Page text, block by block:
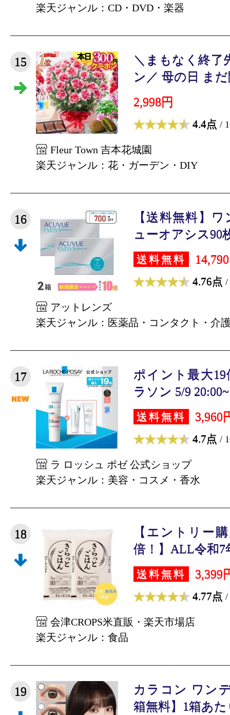
楽天ジャンル：CD・DVD・楽器
15
＼まもなく終了
ン／ 母の日 ま
2,998円
4.4点 /
Fleur Town 吉本花城園
楽天ジャンル：花・ガーデン・DIY
16
【送料無料】
ューオアシス90
送料無料
4.76点 /
アットレンズ
楽天ジャンル：医薬品・コンタクト・介
17
ポイント最大
ラソン 5/9
送料無料 3,960
4.7点 /
ラ ロッシュ ポゼ 公式ショップ
楽天ジャンル：美容・コスメ・香水
18
【エントリー
倍！】ALL令和7
送料無料 3,399
4.77点 /
会津CROPS米直販・楽天市場店
楽天ジャンル：食品
19
カラコン ワン
箱無料】1箱あた